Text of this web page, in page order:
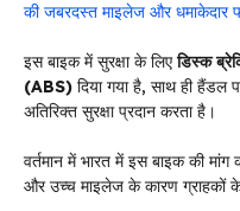
की जबरदस्त माइलेज और धमाकेदार
इस बाइक में सुरक्षा के लिएडिस्क
(ABS) दिया गया है, साथ ही
अतिरिक्त सुरक्षा प्रदान करता है।
वर्तमान में भारत में इस बाइक की
और उच्च माइलेज के कारण ग्राहकों